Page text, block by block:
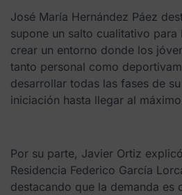
José María Hernández Páez
supone un salto cualitativo para
crear un entorno donde los
tanto personal como
desarrollar todas las fases de
iniciación hasta llegar al
Por su parte, Javier Ortiz
Residencia Federico García
destacando que la demanda es